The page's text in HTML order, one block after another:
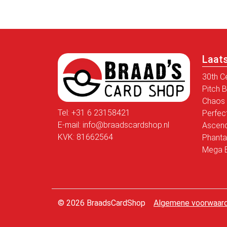
Tel: +31 6 23158421
E-mail: info@braadscardshop.nl
KVK: 81662564
30th
Pitch
Chaos
Mega
© 2026 BraadsCardShop Algemene